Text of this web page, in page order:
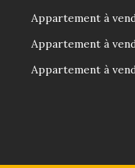
Appartement à
Appartement à
Appartement à